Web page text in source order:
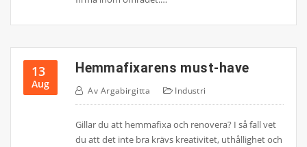
13
Aug
Hemmafixarens must-have
Av Argabirgitta Industri
Gillar du att hemmafixa och renovera? I så fall vet
du att det inte bra krävs kreativitet, uthållighet och